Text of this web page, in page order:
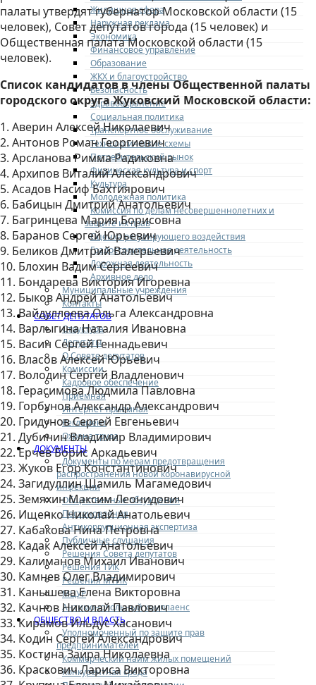
Жилищная сфера
Наружная реклама
Экономика
Финансовое управление
Образование
ЖКХ и благоустройство
Безопасность
Здравоохранение
Социальная политика
Транспортное обслуживание
Технологические схемы
Потребительский рынок
Физическая культура и спорт
Культура
Молодежная политика
Комиссия по делам несовершеннолетних и
защите их прав
Оценка регулирующего воздействия
Градостроительная деятельность
Дорожная деятельность
Архивное дело
Муниципальные учреждения
Контакты
СОВЕТ ДЕПУТАТОВ
Структура
Депутаты
О Совете депутатов
Комиссии
Кадровое обеспечение
Приемная
Интернет-приемная
Регламент
Охрана труда
ДОКУМЕНТЫ
Документы по мерам предотвращения
распространения новой коронавирусной
инфекции
Общественные обсуждения
Постановления
Антикоррупционная экспертиза
Публичные слушания
Решения Совета депутатов
Решения ТИК
Решения МТИК
МЦУР
Антимонопольный комплаенс
ОБЩЕСТВО И ВЛАСТЬ
Уполномоченный по защите прав
предпринимателей
Коммерческий найм жилых помещений
Конкурентная среда
палаты утвердят губернатор Московской области (15
человек), Совет депутатов города (15 человек) и
Общественная палата Московской области (15
человек).
Список кандидатов в члены Общественной палаты
городского округа Жуковский Московской области:
1. Аверин Алексей Николаевич
2. Антонов Роман Георгиевич
3. Арсланова Римма Радиковна
4. Архипов Виталий Александрович
5. Асадов Насиф Бахтиярович
6. Бабицын Дмитрий Анатольевич
7. Багринцева Мария Борисовна
8. Баранов Сергей Юрьевич
9. Беликов Дмитрий Валерьевич
10. Блохин Вадим Сергеевич
11. Бондарева Виктория Игоревна
12. Быков Андрей Анатольевич
13. Вайдуллоева Ольга Александровна
14. Варлыгина Наталия Ивановна
15. Васин Сергей Геннадьевич
16. Власов Алексей Юрьевич
17. Володин Сергей Владленович
18. Герасимова Людмила Павловна
19. Горбунов Александр Александрович
20. Гридунов Сергей Евгеньевич
21. Дубинин Владимир Владимирович
22. Ерчев Борис Аркадьевич
23. Жуков Егор Константинович
24. Загидуллин Шамиль Магамедович
25. Земяхин Максим Леонидович
26. Ищенко Николай Анатольевич
27. Кабакова Нина Петровна
28. Кадак Алексей Анатольевич
29. Калиманов Михаил Иванович
30. Камнев Олег Владимирович
31. Канышева Елена Викторовна
32. Качнов Николай Павлович
33. Кирамов Ильдус Хасанович
34. Кодин Сергей Александрович
35. Костина Заира Николаевна
36. Краскович Лариса Викторовна